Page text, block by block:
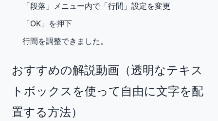
「段落」メニュー内で「行間」設定を変更
「OK」を押下
行間を調整できました。
おすすめの解説動画（透明なテキス
トボックスを使って自由に文字を配
置する方法）